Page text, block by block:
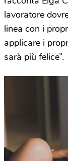
lavoratore
linea con i
applicare i
sarà più felice”.